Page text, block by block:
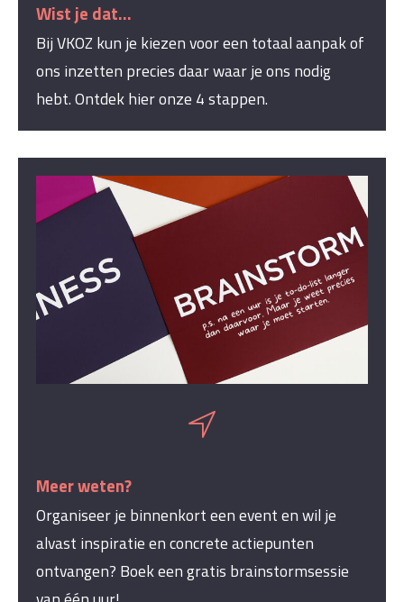
Wist je dat...
Bij VKOZ kun je kiezen voor een totaal aanpak of
ons inzetten precies daar waar je ons nodig
hebt. Ontdek hier onze 4 stappen.
Meer weten?
Organiseer je binnenkort een event en wil je
alvast inspiratie en concrete actiepunten
ontvangen? Boek een gratis brainstormsessie